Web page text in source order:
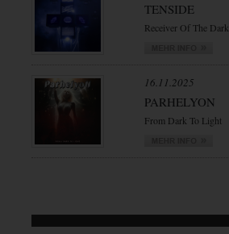
TENSIDE
Receiver Of The Dark
16.11.2025
PARHELYON
From Dark To Light